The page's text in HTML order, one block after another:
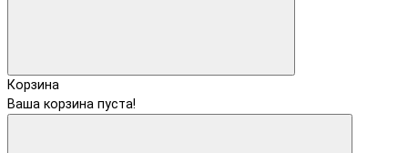
Корзина
Ваша корзина пуста!